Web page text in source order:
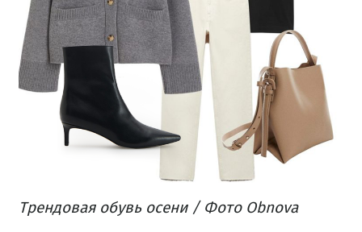
Трендовая обувь осени / Фото Obnova